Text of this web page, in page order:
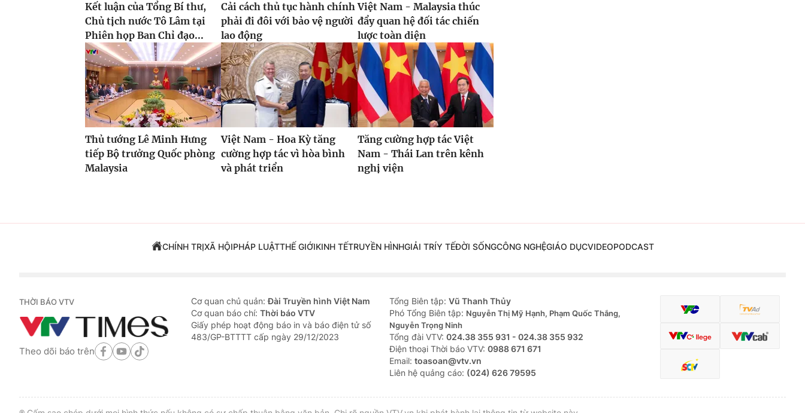
Kết luận của Tổng Bí thư,
Chủ tịch nước Tô Lâm tại
Phiên họp Ban Chỉ đạo...
Cải cách thủ tục hành chính
phải đi đôi với bảo vệ người
lao động
Việt Nam - Malaysia thúc
đẩy quan hệ đối tác chiến
lược toàn diện
Thủ tướng Lê Minh Hưng
tiếp Bộ trưởng Quốc phòng
Malaysia
Việt Nam - Hoa Kỳ tăng
cường hợp tác vì hòa bình
và phát triển
Tăng cường hợp tác Việt
Nam - Thái Lan trên kênh
nghị viện
CHÍNH TRỊXÃ HỘIPHÁP LUẬTTHẾ GIỚIKINH TẾTRUYỀN HÌNHGIẢI TRÍY TẾĐỜI SỐNGCÔNG NGHỆGIÁO DỤCVIDEOPODCAST
THỜI BÁO VTV
Theo dõi báo trên
Cơ quan chủ quản:Đài Truyền hình Việt Nam
Cơ quan báo chí: Thời báo VTV
Giấy phép hoạt động báo in và báo điện tử số
483/GP-BTTTT cấp ngày 29/12/2023
Tổng Biên tập: Vũ Thanh Thủy
Phó Tổng Biên tập: Nguyễn Thị Mỹ Hạnh, Phạm Quốc Thắng,
Nguyễn Trọng Ninh
Tổng đài VTV: 024.38 355 931 - 024.38 355 932
Ðiện thoại Thời báo VTV: 0988 671 671
Email: toasoan@vtv.vn
Liên hệ quảng cáo: (024) 626 79595